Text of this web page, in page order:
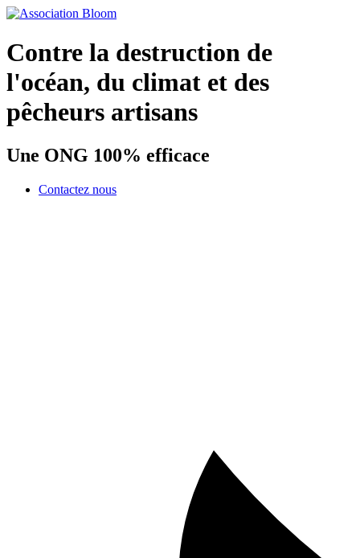
Contre la destruction de
l'océan, du climat et des
pêcheurs artisans
Une ONG 100% efficace
Contactez nous